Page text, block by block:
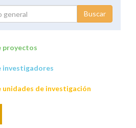
proyectos
investigadores
unidades de investigación